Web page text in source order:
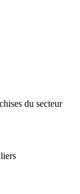
du secteur